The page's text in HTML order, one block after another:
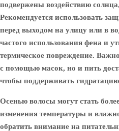
подвержены воздействию
Рекомендуется использовать
перед выходом на улицу или в
частого использования фена и
термическое повреждение.
с помощью масок, но и пить
чтобы поддерживать
Осенью волосы могут стать
изменения температуры и
обратить внимание на